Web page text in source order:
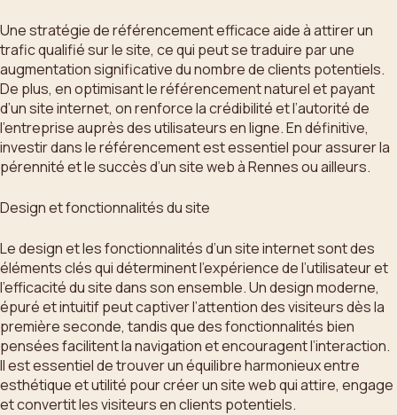
Une stratégie de référencement efficace aide à attirer un
trafic qualifié sur le site, ce qui peut se traduire par une
augmentation significative du nombre de clients potentiels.
De plus, en optimisant le référencement naturel et payant
d’un site internet, on renforce la crédibilité et l’autorité de
l’entreprise auprès des utilisateurs en ligne. En définitive,
investir dans le référencement est essentiel pour assurer la
pérennité et le succès d’un site web à Rennes ou ailleurs.
Design et fonctionnalités du site
Le design et les fonctionnalités d’un site internet sont des
éléments clés qui déterminent l’expérience de l’utilisateur et
l’efficacité du site dans son ensemble. Un design moderne,
épuré et intuitif peut captiver l’attention des visiteurs dès la
première seconde, tandis que des fonctionnalités bien
pensées facilitent la navigation et encouragent l’interaction.
Il est essentiel de trouver un équilibre harmonieux entre
esthétique et utilité pour créer un site web qui attire, engage
et convertit les visiteurs en clients potentiels.